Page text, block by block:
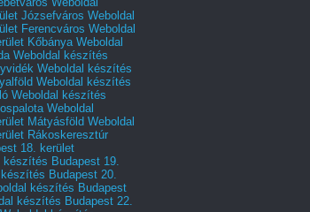
Józsefváros Weboldal
Ferencváros Weboldal
Kőbánya Weboldal
Weboldal készítés
Weboldal készítés
Weboldal készítés
Weboldal készítés
Weboldal
Mátyásföld Weboldal
Rákoskeresztúr
18. kerület
készítés Budapest 19.
Budapest 20.
készítés Budapest
készítés Budapest 22.